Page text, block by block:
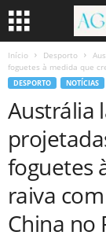
Início Desporto
foguetes à medida que
DESPORTO NOTÍCIAS
Austrália
foguetes
raiva
China no